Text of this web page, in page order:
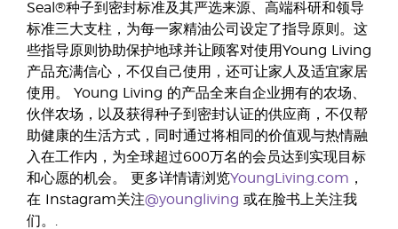
Seal®种子到密封标准及其严选来源、高端科研和领导
标准三大支柱，为每一家精油公司设定了指导原则。这
些指导原则协助保护地球并让顾客对使用Young Living
产品充满信心，不仅自己使用，还可让家人及适宜家居
使用。 Young Living 的产品全来自企业拥有的农场、
伙伴农场，以及获得种子到密封认证的供应商，不仅帮
助健康的生活方式，同时通过将相同的价值观与热情融
入在工作内，为全球超过600万名的会员达到实现目标
和心愿的机会。 更多详情请浏览YoungLiving.com ，
在 Instagram关注@youngliving 或在脸书上关注我
们。.